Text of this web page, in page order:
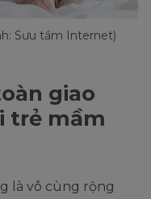
Sưu tầm Internet)
giao
trẻ mầm
là vô cùng rộng